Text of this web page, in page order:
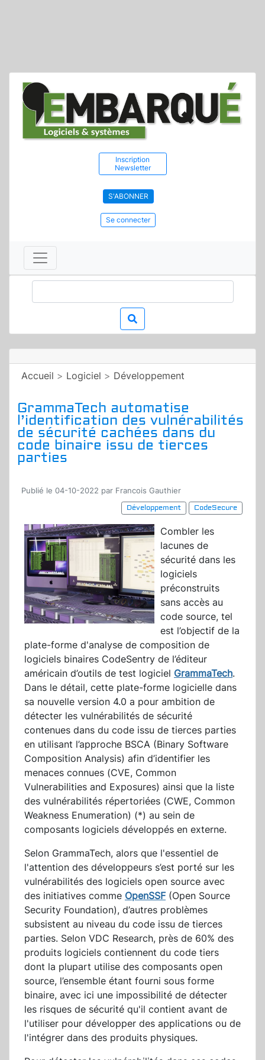
Inscription
Newsletter
S'ABONNER
Se connecter
Accueil > Logiciel > Développement
GrammaTech automatise
l’identification des vulnérabilités
de sécurité cachées dans du
code binaire issu de tierces
parties
Publié le 04-10-2022 par Francois Gauthier
Développement
CodeSecure
Combler les
lacunes de
sécurité dans les
logiciels
préconstruits
sans accès au
code source, tel
est l’objectif de la
plate-forme d'analyse de composition de
logiciels binaires CodeSentry de l’éditeur
américain d’outils de test logiciel GrammaTech.
Dans le détail, cette plate-forme logicielle dans
sa nouvelle version 4.0 a pour ambition de
détecter les vulnérabilités de sécurité
contenues dans du code issu de tierces parties
en utilisant l’approche BSCA (Binary Software
Composition Analysis) afin d’identifier les
menaces connues (CVE, Common
Vulnerabilities and Exposures) ainsi que la liste
des vulnérabilités répertoriées (CWE, Common
Weakness Enumeration) (*) au sein de
composants logiciels développés en externe.
Selon GrammaTech, alors que l'essentiel de
l'attention des développeurs s’est porté sur les
vulnérabilités des logiciels open source avec
des initiatives comme OpenSSF (Open Source
Security Foundation), d’autres problèmes
subsistent au niveau du code issu de tierces
parties. Selon VDC Research, près de 60% des
produits logiciels contiennent du code tiers
dont la plupart utilise des composants open
source, l’ensemble étant fourni sous forme
binaire, avec ici une impossibilité de détecter
les risques de sécurité qu'il contient avant de
l'utiliser pour développer des applications ou de
l'intégrer dans des produits physiques.